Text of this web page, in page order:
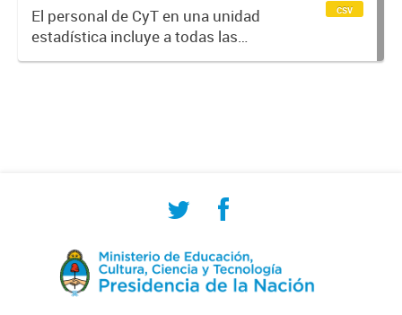
Tecnología Argentino (SICYTAR)
El personal de CyT en una unidad
estadística incluye a todas las
personas involucradas
csv